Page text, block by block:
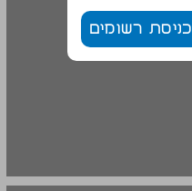
כניסת רשומים